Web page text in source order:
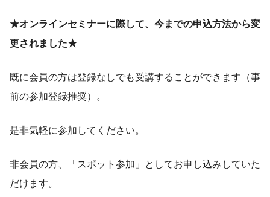
★オンラインセミナーに際して、今までの申込方法から変
更されました★
既に会員の方は登録なしでも受講することができます（事
前の参加登録推奨）。
是非気軽に参加してください。
非会員の方、「スポット参加」としてお申し込みしていた
だけます。